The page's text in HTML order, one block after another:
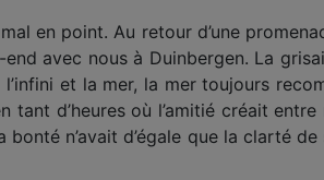
en point. Au retour d’une
avec nous à Duinbergen. La
et la mer, la mer toujours
tant d’heures où l’amitié créait
n’avait d’égale que la clarté